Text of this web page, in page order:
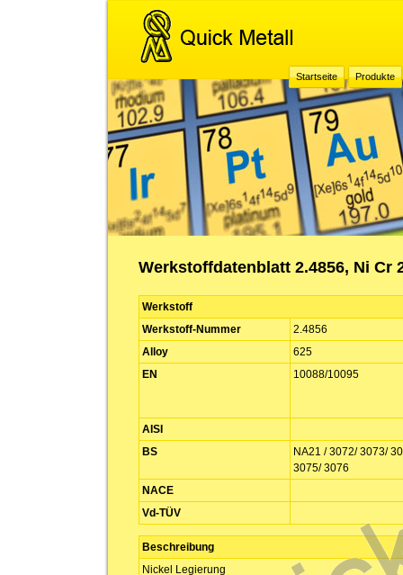
Startseite Produkte
Werkstoffdatenblatt 2.4856, Ni Cr
Werkstoff
Werkstoff-Nummer
2.4856
Alloy
625
EN
10088/10095
AISI
BS
NA21 / 3072/ 3073/
3075/ 3076
NACE
Vd-TÜV
Beschreibung
Nickel Legierung